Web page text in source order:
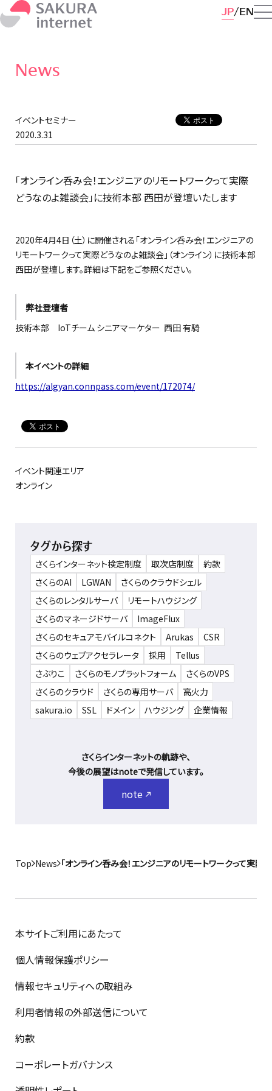
JP EN
News
イベントセミナー
2020.3.31
「オンライン呑み会！エンジニアのリモートワークって実際
どうなのよ雑談会」に技術本部 西田が登壇いたします
2020年4月4日（土）に開催される「オンライン呑み会！エンジニアの
リモートワークって実際どうなのよ雑談会」（オンライン）に技術本部
西田が登壇します。詳細は下記をご参照ください。
弊社登壇者
技術本部 IoTチーム シニアマーケター 西田 有騎
本イベントの詳細
https://algyan.connpass.com/event/172074/
イベント関連エリア
オンライン
タグから探す
さくらインターネット検定制度 取次店制度
約款
さくらのAI
LGWAN
さくらのクラウドシェル
さくらのレンタルサーバ
リモートハウジング
さくらのマネージドサーバ
ImageFlux
さくらのセキュアモバイルコネクト
Arukas
CSR
さくらのウェブアクセラレータ
採用
Tellus
さぶりこ
さくらのモノプラットフォーム
さくらのVPS
さくらのクラウド
さくらの専用サーバ
高火力
sakura.io
SSL ドメイン ハウジング 企業情報
さくらインターネットの軌跡や、
今後の展望はnoteで発信しています。
note
Top News 「オンライン呑み会！エンジニアのリモートワークって実
本サイトご利用にあたって
個人情報保護ポリシー
情報セキュリティへの取組み
利用者情報の外部送信について
約款
コーポレートガバナンス